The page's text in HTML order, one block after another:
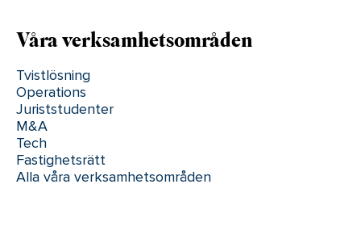
Våra verksamhetsområden
Tvistlösning
Operations
Juriststudenter
M&A
Tech
Fastighetsrätt
Alla våra verksamhetsområden